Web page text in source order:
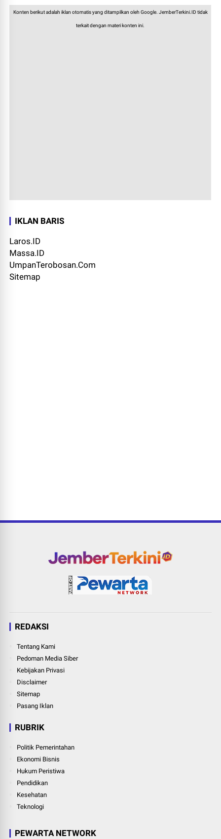
Konten berikut adalah iklan otomatis yang ditampilkan oleh Google. JemberTerkini.ID tidak
terkait dengan materi konten ini.
IKLAN BARIS
Laros.ID
Massa.ID
UmpanTerobosan.Com
Sitemap
REDAKSI
Tentang Kami
Pedoman Media Siber
Kebijakan Privasi
Disclaimer
Sitemap
Pasang Iklan
RUBRIK
Politik Pemerintahan
Ekonomi Bisnis
Hukum Peristiwa
Pendidikan
Kesehatan
Teknologi
PEWARTA NETWORK